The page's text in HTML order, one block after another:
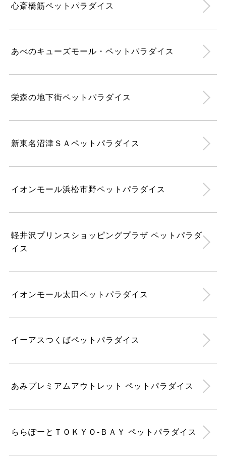
心斎橋筋ペットパラダイス
あべのキューズモール・ペットパラダイス
栄森の地下街ペットパラダイス
新東名沼津ＳＡペットパラダイス
イオンモール浜松市野ペットパラダイス
軽井沢プリンスショッピングプラザ ペットパラダ
イス
イオンモール太田ペットパラダイス
イーアスつくばペットパラダイス
あみプレミアムアウトレット ペットパラダイス
ららぽーとＴＯＫＹＯ-ＢＡＹ ペットパラダイス